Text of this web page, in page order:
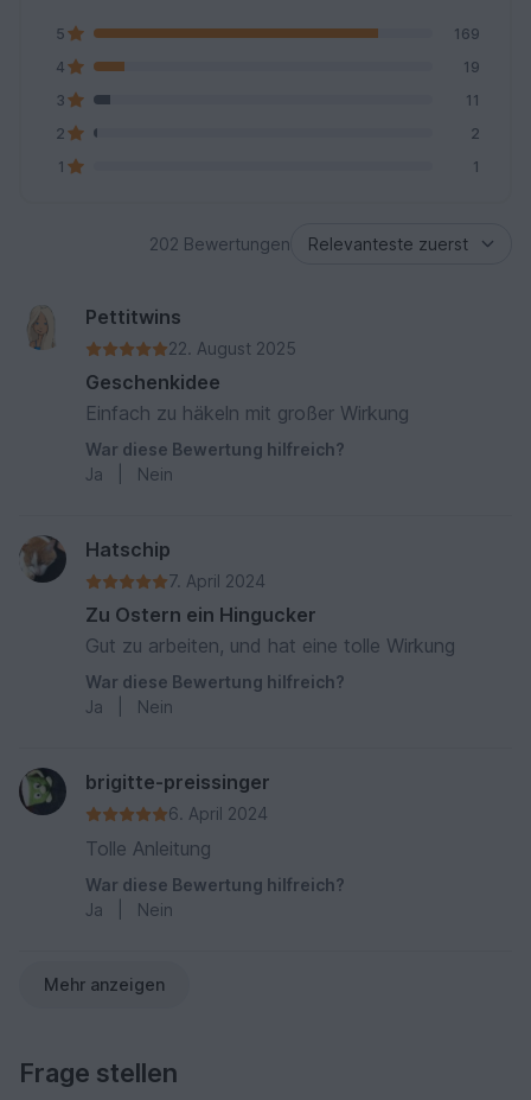
5
169
4
19
3
11
2
2
1
1
202 Bewertungen
Pettitwins
22. August 2025
Geschenkidee
Einfach zu häkeln mit großer Wirkung
War diese Bewertung hilfreich?
Ja
Nein
Hatschip
7. April 2024
Zu Ostern ein Hingucker
Gut zu arbeiten, und hat eine tolle Wirkung
War diese Bewertung hilfreich?
Ja
Nein
brigitte-preissinger
6. April 2024
Tolle Anleitung
War diese Bewertung hilfreich?
Ja
Nein
Mehr anzeigen
Frage stellen